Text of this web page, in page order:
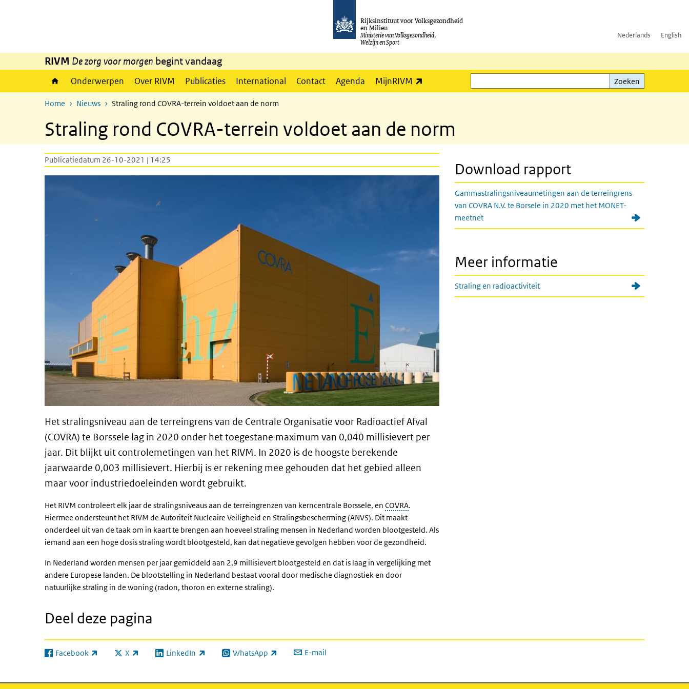
Rijksinstituut voor Volksgezondheid
en Milieu
Ministerie van Volksgezondheid,
Welzijn en Sport
Nederlands English
RIVM De zorg voor morgen begint vandaag
Onderwerpen Over RIVM Publicaties International Contact Agenda MijnRIVM
Zoeken
Zoeken
Home Nieuws Straling rond COVRA-terrein voldoet aan de norm
Straling rond COVRA-terrein voldoet aan de norm
Publicatiedatum 26-10-2021 | 14:25
Het stralingsniveau aan de terreingrens van de Centrale Organisatie voor Radioactief Afval
(COVRA) te Borssele lag in 2020 onder het toegestane maximum van 0,040 millisievert per
jaar. Dit blijkt uit controlemetingen van het RIVM. In 2020 is de hoogste berekende
jaarwaarde 0,003 millisievert. Hierbij is er rekening mee gehouden dat het gebied alleen
maar voor industriedoeleinden wordt gebruikt.
Het RIVM controleert elk jaar de stralingsniveaus aan de terreingrenzen van kerncentrale Borssele, en COVRA.
Hiermee ondersteunt het RIVM de Autoriteit Nucleaire Veiligheid en Stralingsbescherming (ANVS). Dit maakt
onderdeel uit van de taak om in kaart te brengen aan hoeveel straling mensen in Nederland worden blootgesteld. Als
iemand aan een hoge dosis straling wordt blootgesteld, kan dat negatieve gevolgen hebben voor de gezondheid.
In Nederland worden mensen per jaar gemiddeld aan 2,9 millisievert blootgesteld en dat is laag in vergelijking met
andere Europese landen. De blootstelling in Nederland bestaat vooral door medische diagnostiek en door
natuurlijke straling in de woning (radon, thoron en externe straling).
Download rapport
Gammastralingsniveaumetingen aan de terreingrens
van COVRA N.V. te Borsele in 2020 met het MONET-
meetnet
Meer informatie
Straling en radioactiviteit
Deel deze pagina
Facebook
(externe link) X
(externe link) LinkedIn
(externe link) WhatsApp
(externe link) E-mail